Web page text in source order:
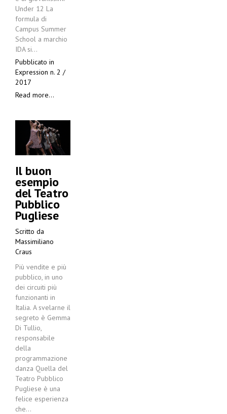
Under 12 La
formula di
Campus Summer
School a marchio
IDA si…
Pubblicato in
Expression n. 2 /
2017
Read more...
Il buon
esempio
del Teatro
Pubblico
Pugliese
Scritto da
Massimiliano
Craus
Più vendite e più
pubblico, in uno
dei circuiti più
funzionanti in
Italia. A svelarne il
segreto è Gemma
Di Tullio,
responsabile
della
programmazione
danza Quella del
Teatro Pubblico
Pugliese è una
felice esperienza
che…